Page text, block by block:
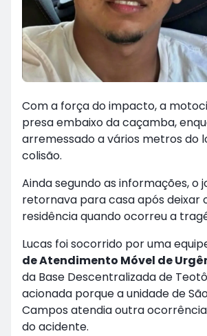
Com a força do impacto, a
presa embaixo da caçamba,
arremessado a vários metros do
colisão.
Ainda segundo as informações, o
retornava para casa após deixar
residência quando ocorreu a
Lucas foi socorrido por uma
de Atendimento Móvel de
da Base Descentralizada de
acionada porque a unidade de
Campos atendia outra
do acidente.